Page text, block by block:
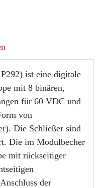
ist eine digitale
mit 8 binären,
für 60 VDC und
von
Die Schließer sind
Die im Modulbecher
mit rückseitiger
der